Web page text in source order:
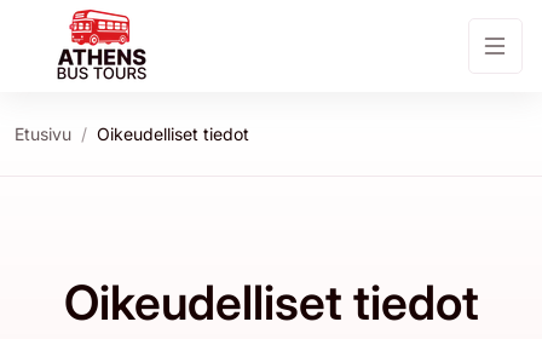
Etusivu Oikeudelliset tiedot
Oikeudelliset tiedot